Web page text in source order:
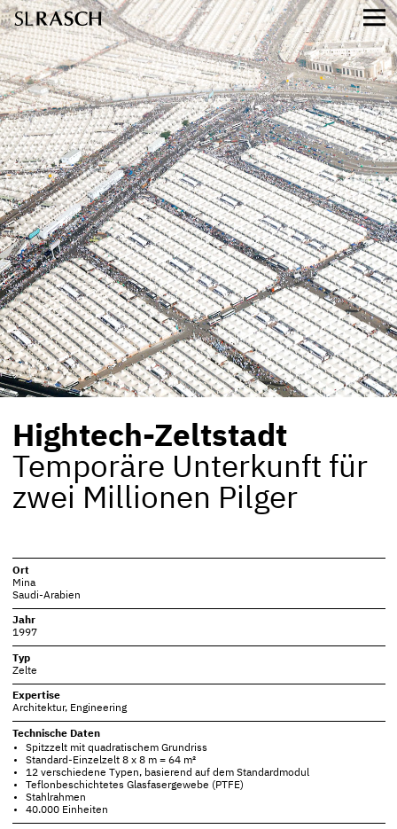
Hightech-Zeltstadt
Temporäre Unterkunft für
zwei Millionen Pilger
Ort
Mina
Saudi-Arabien
Jahr
1997
Typ
Zelte
Expertise
Architektur, Engineering
Technische Daten
Spitzzelt mit quadratischem Grundriss
Standard-Einzelzelt 8 x 8 m = 64 m²
12 verschiedene Typen, basierend auf dem Standardmodul
Teflonbeschichtetes Glasfasergewebe (PTFE)
Stahlrahmen
40.000 Einheiten